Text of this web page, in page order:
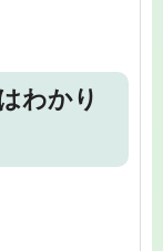
わかり